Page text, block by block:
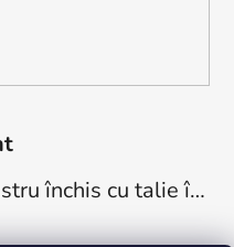
WR.UP® 7/8 Blugi albastru închis cu talie înaltă, cu nasturi RE(MOVE) WRUP4BHC002ORG, J0Y
5 stele.